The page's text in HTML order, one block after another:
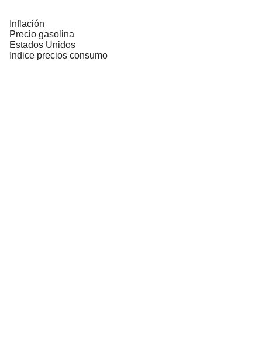
Inflación
Precio gasolina
Estados Unidos
Indice precios consumo